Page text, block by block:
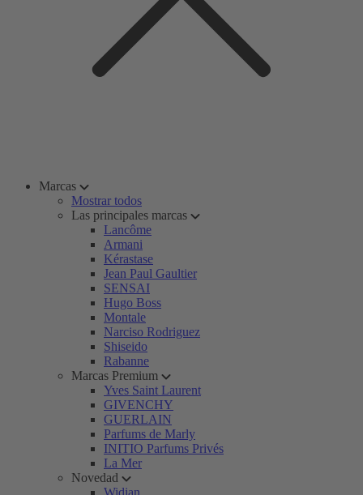
Marcas
Mostrar todos
Las principales marcas
Lancôme
Armani
Kérastase
Jean Paul Gaultier
SENSAI
Hugo Boss
Montale
Narciso Rodriguez
Shiseido
Rabanne
Marcas Premium
Yves Saint Laurent
GIVENCHY
GUERLAIN
Parfums de Marly
INITIO Parfums Privés
La Mer
Novedad
Widian